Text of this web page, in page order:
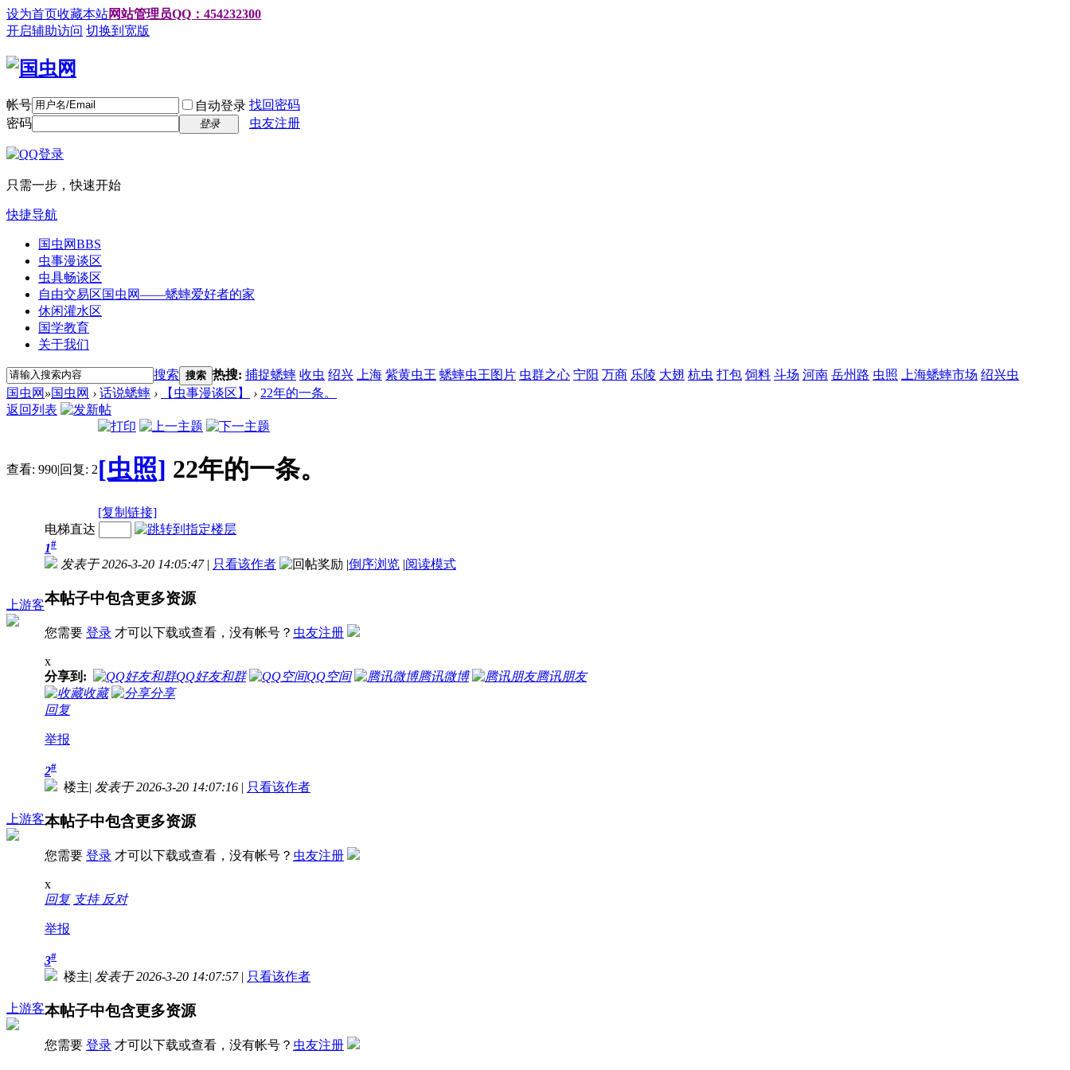
设为首页收藏本站网站管理员QQ：454232300
开启辅助访问 切换到宽版
帐号 自动登录 找回密码
密码
登录 虫友注册
只需一步，快速开始
快捷导航
国虫网BBS
虫事漫谈区
虫具畅谈区
自由交易区国虫网——蟋蟀爱好者的家
休闲灌水区
国学教育
关于我们
搜索 搜索 热搜: 捕捉蟋蟀 收虫 绍兴 上海 紫黄虫王 蟋蟀虫王图片 虫群之心 宁阳 万商 乐陵 大翅 杭虫 打包 饲料 斗场 河南 岳州路 虫照 上海蟋蟀市场 绍兴虫
国虫网 »国虫网 › 话说蟋蟀 › 【虫事漫谈区】 › 22年的一条。
返回列表
查看: 990|回复: 2[虫照] 22年的一条。
[复制链接]
上游客
电梯直达
1#
发表于 2026-3-20 14:05:47 | 只看该作者 |倒序浏览 |阅读模式
本帖子中包含更多资源
您需要 登录 才可以下载或查看，没有帐号？ 虫友注册
x
分享到:
QQ好友和群 QQ空间 腾讯微博
腾讯朋友
收藏
分享
回复
举报
上游客
2#
楼主| 发表于 2026-3-20 14:07:16 | 只看该作者
本帖子中包含更多资源
您需要 登录 才可以下载或查看，没有帐号？ 虫友注册
x
回复 支持 反对
举报
上游客
3#
楼主| 发表于 2026-3-20 14:07:57 | 只看该作者
本帖子中包含更多资源
您需要 登录 才可以下载或查看，没有帐号？ 虫友注册